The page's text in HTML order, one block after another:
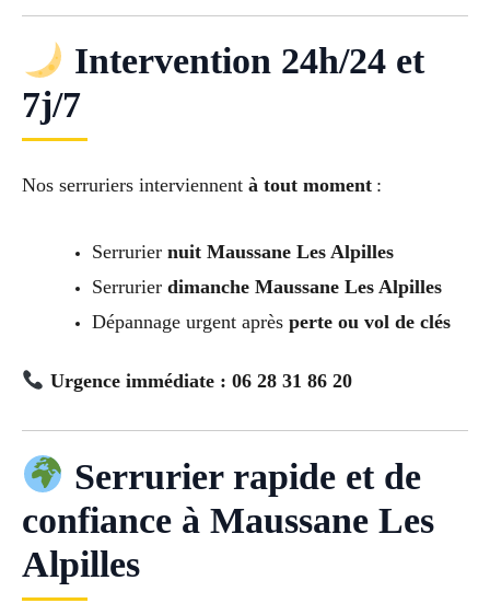
Intervention 24h/24 et
7j/7
Nos serruriers interviennent à tout moment :
Serrurier nuit Maussane Les Alpilles
Serrurier dimanche Maussane Les Alpilles
Dépannage urgent après perte ou vol de clés
Urgence immédiate : 06 28 31 86 20
Serrurier rapide et de
confiance à Maussane Les
Alpilles